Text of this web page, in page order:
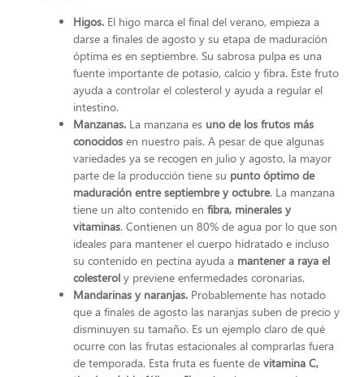
Higos. El higo marca el final del verano, empieza a
darse a finales de agosto y su etapa de maduración
óptima es en septiembre. Su sabrosa pulpa es una
fuente importante de potasio, calcio y fibra. Este fruto
ayuda a controlar el colesterol y ayuda a regular el
intestino.
Manzanas. La manzana es uno de los frutos más
conocidos en nuestro país. A pesar de que algunas
variedades ya se recogen en julio y agosto, la mayor
parte de la producción tiene su punto óptimo de
maduración entre septiembre y octubre. La manzana
tiene un alto contenido en fibra, minerales y
vitaminas. Contienen un 80% de agua por lo que son
ideales para mantener el cuerpo hidratado e incluso
su contenido en pectina ayuda a mantener a raya el
colesterol y previene enfermedades coronarias.
Mandarinas y naranjas. Probablemente has notado
que a finales de agosto las naranjas suben de precio y
disminuyen su tamaño. Es un ejemplo claro de qué
ocurre con las frutas estacionales al comprarlas fuera
de temporada. Esta fruta es fuente de vitamina C,